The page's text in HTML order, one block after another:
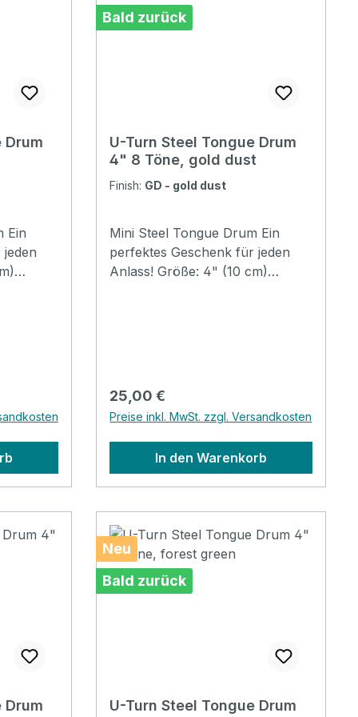
Drum
Ein
für
Sticker
Bald zurück
U-Turn Steel Tongue Drum
4" 8 Töne, gold dust
Finish: GD - gold dust
Mini Steel Tongue Drum Ein
perfektes Geschenk für jeden
Anlass! Größe: 4" (10 cm)
beruhigender Sound Perfekt für
Klangtherapie und Meditation
Inkl. Beutel, Klöppel, Starterheft,
Fingerkuppenschutz und Sticker
Regulärer Preis:
25,00 €
Preise inkl. MwSt. zzgl. Versandkosten
In den Warenkorb
Drum
Neu
Bald zurück
U-Turn Steel Tongue Drum